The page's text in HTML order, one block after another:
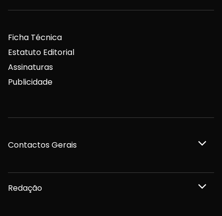
Ficha Técnica
Estatuto Editorial
Assinaturas
Publicidade
Contactos Gerais
Redação